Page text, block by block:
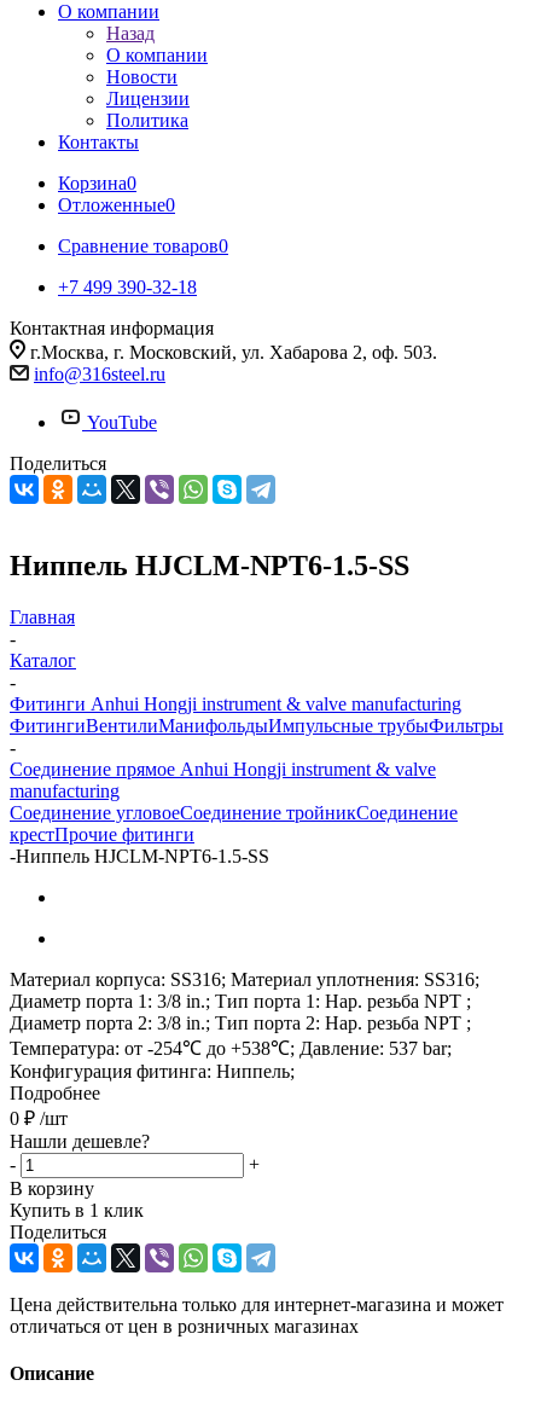
О компании
Назад
О компании
Новости
Лицензии
Политика
Контакты
Корзина0
Отложенные0
Сравнение товаров0
+7 499 390-32-18
Контактная информация
г.Москва, г. Московский, ул. Хабарова 2, оф. 503.
info@316steel.ru
YouTube
Поделиться
Ниппель HJCLM-NPT6-1.5-SS
Главная
-
Каталог
-
Фитинги Anhui Hongji instrument & valve manufacturing
ФитингиВентилиМанифольдыИмпульсные трубыФильтры
-
Соединение прямое Anhui Hongji instrument & valve
manufacturing
Соединение угловоеСоединение тройникСоединение
крестПрочие фитинги
-Ниппель HJCLM-NPT6-1.5-SS
Материал корпуса: SS316; Материал уплотнения: SS316;
Диаметр порта 1: 3/8 in.; Тип порта 1: Нар. резьба NPT ;
Диаметр порта 2: 3/8 in.; Тип порта 2: Нар. резьба NPT ;
Температура: от -254℃ до +538℃; Давление: 537 bar;
Конфигурация фитинга: Ниппель;
Подробнее
0 ₽ /шт
Нашли дешевле?
-
+
В корзину
Купить в 1 клик
Поделиться
Цена действительна только для интернет-магазина и может
отличаться от цен в розничных магазинах
Описание